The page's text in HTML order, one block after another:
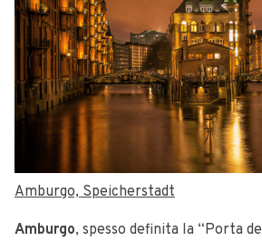
Amburgo, Speicherstadt
Amburgo, spesso definita la “Porta